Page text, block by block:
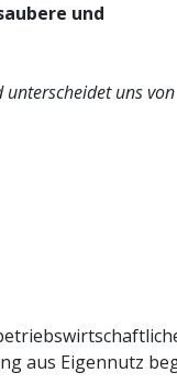
und
uns von
aus Eigennutz